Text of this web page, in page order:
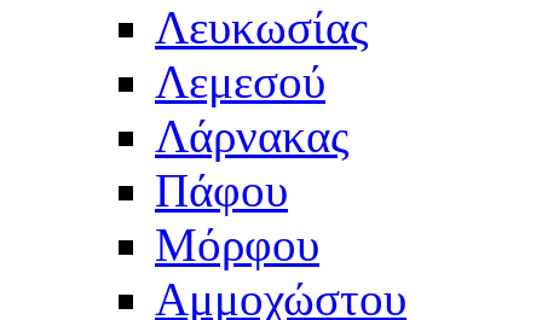
Λευκωσίας
Λεμεσού
Λάρνακας
Πάφου
Μόρφου
Αμμοχώστου